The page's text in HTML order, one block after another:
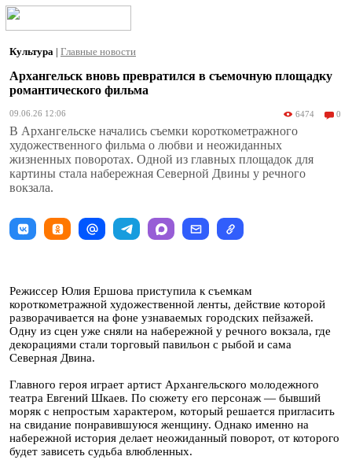
Культура | Главные новости
Архангельск вновь превратился в съемочную площадку
романтического фильма
09.06.26 12:06 6474 0
В Архангельске начались съемки короткометражного
художественного фильма о любви и неожиданных
жизненных поворотах. Одной из главных площадок для
картины стала набережная Северной Двины у речного
вокзала.
Режиссер Юлия Ершова приступила к съемкам
короткометражной художественной ленты, действие которой
разворачивается на фоне узнаваемых городских пейзажей.
Одну из сцен уже сняли на набережной у речного вокзала, где
декорациями стали торговый павильон с рыбой и сама
Северная Двина.
Главного героя играет артист Архангельского молодежного
театра Евгений Шкаев. По сюжету его персонаж — бывший
моряк с непростым характером, который решается пригласить
на свидание понравившуюся женщину. Однако именно на
набережной история делает неожиданный поворот, от которого
будет зависеть судьба влюбленных.